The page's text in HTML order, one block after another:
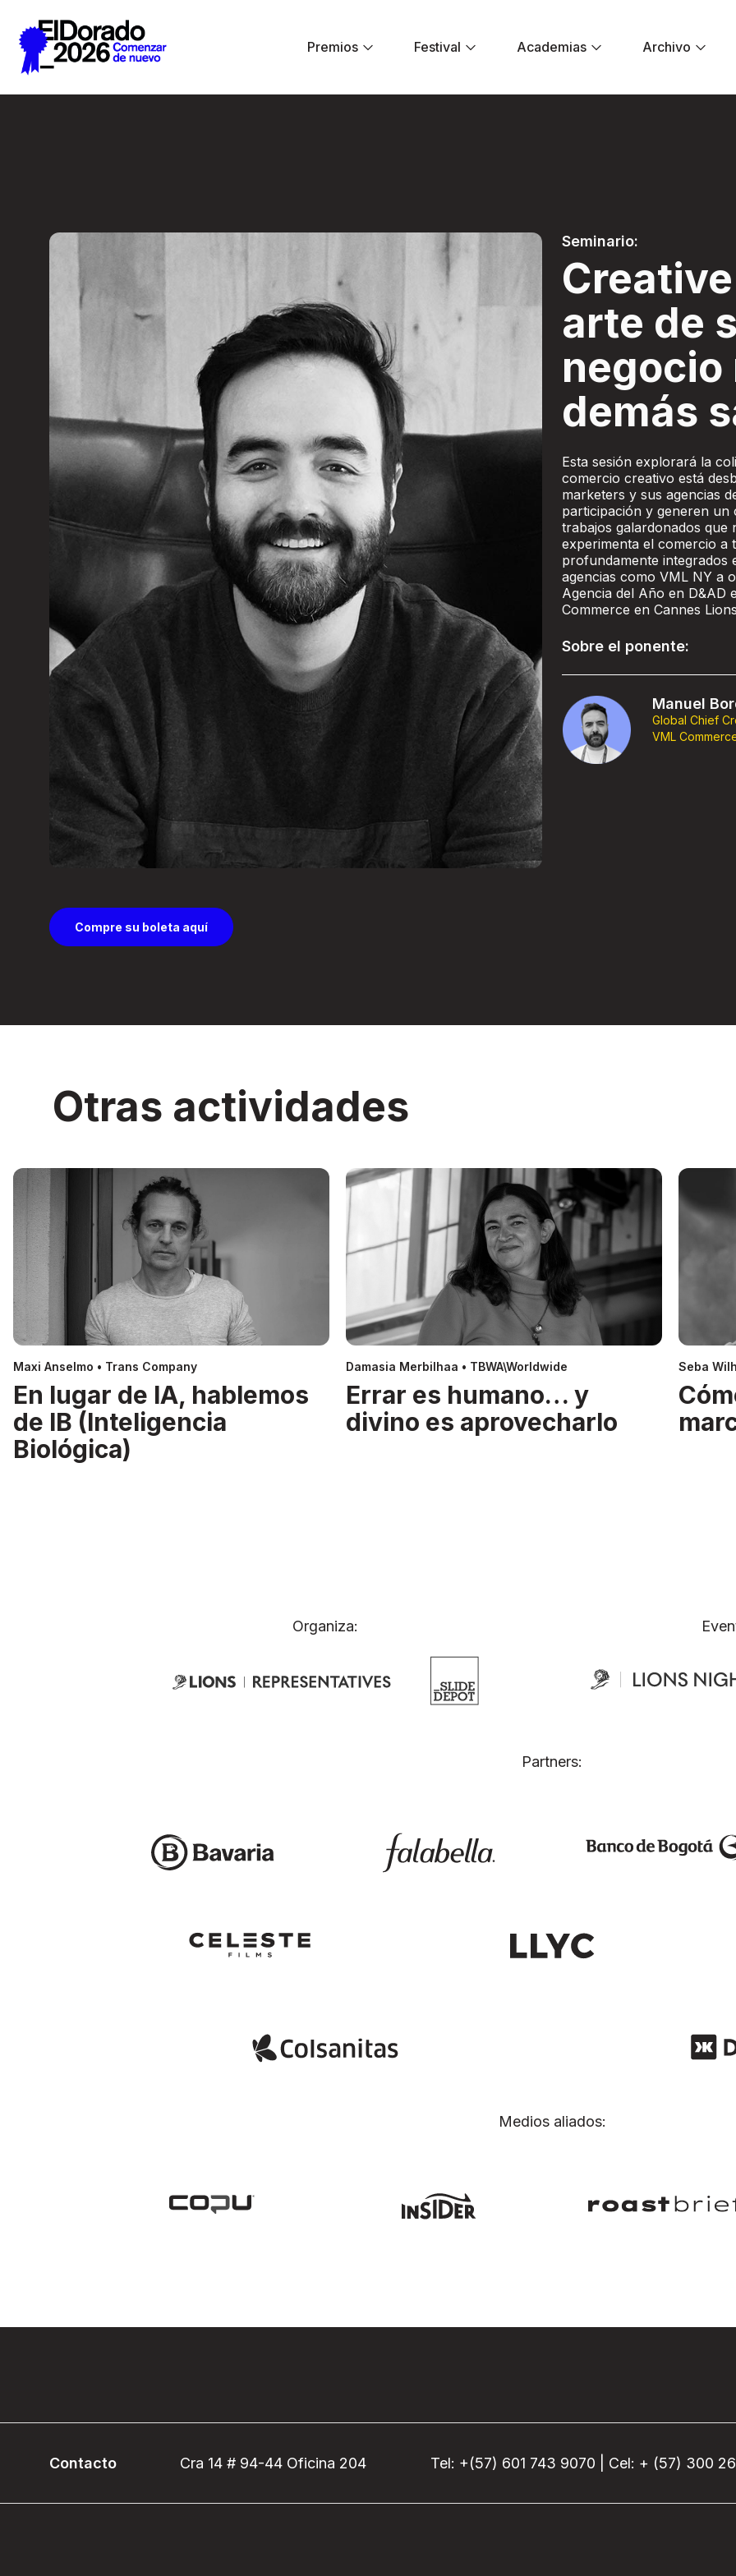
Premios
Festival Academias Archivo
Compre su boleta aquí
Seminario:
arte de
demás
Esta sesión explorará la
comercio creativo está
marketers y sus agencias
participación y generen un
trabajos galardonados
experimenta el comercio a
profundamente integrados
agencias como VML NY a
Agencia del Año en D&AD
Commerce en Cannes
Sobre el ponente:
Manuel
Global Chief
VML
Otras actividades
Maxi Anselmo • Trans Company
En lugar de IA, hablemos
de IB (Inteligencia
Biológica)
Damasia Merbilhaa • TBWA\Worldwide
Errar es humano… y
divino es aprovecharlo
Seba
Organiza:
Partners:
Medios aliados:
Contacto Cra 14 # 94-44 Oficina 204 Tel: +(57) 601 743 9070 | Cel: + (57) 300